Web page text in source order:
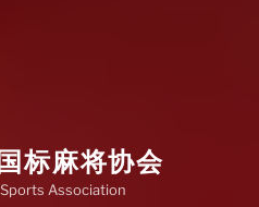
标麻将协会
Association